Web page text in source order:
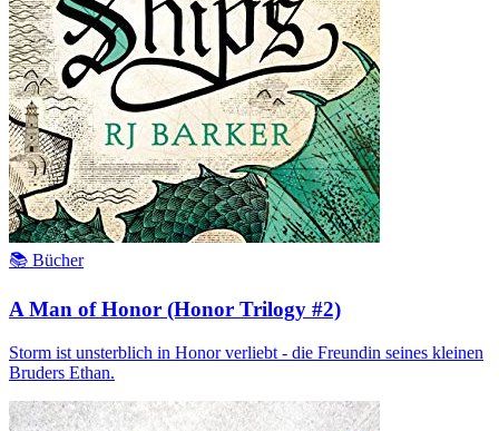
📚 Bücher
A Man of Honor (Honor Trilogy #2)
Storm ist unsterblich in Honor verliebt - die Freundin seines kleinen
Bruders Ethan.